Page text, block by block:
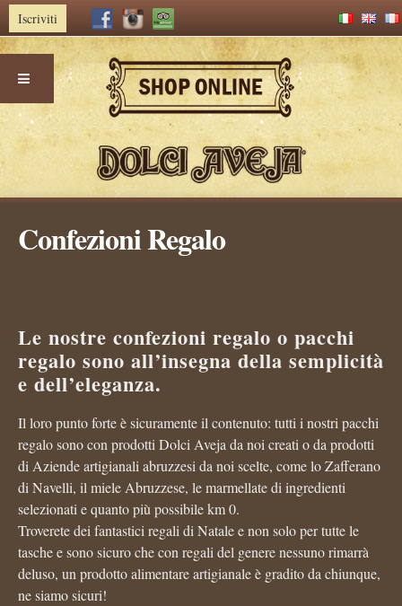
Iscriviti
contentConfezioni Regalo
Le nostre confezioni regalo o pacchi
regalo sono all’insegna della semplicità
e dell’eleganza.
Il loro punto forte è sicuramente il contenuto: tutti i nostri pacchi
regalo sono con prodotti Dolci Aveja da noi creati o da prodotti
di Aziende artigianali abruzzesi da noi scelte, come lo Zafferano
di Navelli, il miele Abruzzese, le marmellate di ingredienti
selezionati e quanto più possibile km 0.
Troverete dei fantastici regali di Natale e non solo per tutte le
tasche e sono sicuro che con regali del genere nessuno rimarrà
deluso, un prodotto alimentare artigianale è gradito da chiunque,
ne siamo sicuri!